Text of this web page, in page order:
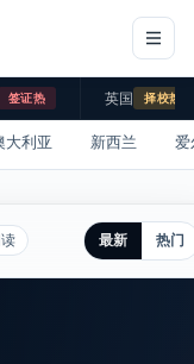
签证热 英国 择校热
大利亚 新西兰 爱
最新 热门